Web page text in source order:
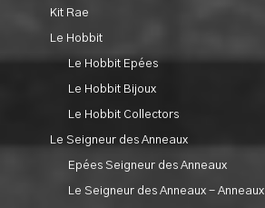
Kit Rae
Le Hobbit
Le Hobbit Epées
Le Hobbit Bijoux
Le Hobbit Collectors
Le Seigneur des Anneaux
Epées Seigneur des Anneaux
Le Seigneur des Anneaux - Anneaux